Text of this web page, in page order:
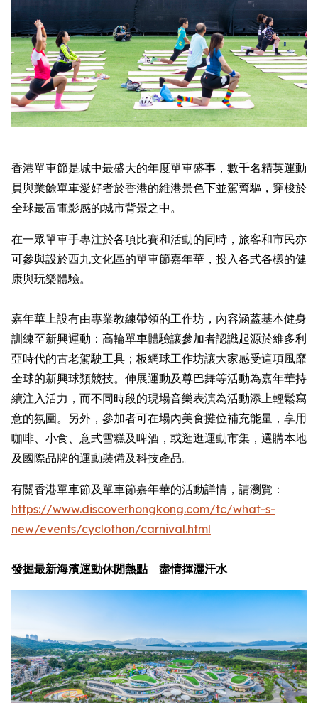
香港單車節是城中最盛大的年度單車盛事，數千名精英運動
員與業餘單車愛好者於香港的維港景色下並駕齊驅，穿梭於
全球最富電影感的城市背景之中。
在一眾單車手專注於各項比賽和活動的同時，旅客和市民亦
可參與設於西九文化區的單車節嘉年華，投入各式各樣的健
康與玩樂體驗。
嘉年華上設有由專業教練帶領的工作坊，內容涵蓋基本健身
訓練至新興運動：高輪單車體驗讓參加者認識起源於維多利
亞時代的古老駕駛工具；板網球工作坊讓大家感受這項風靡
全球的新興球類競技。伸展運動及尊巴舞等活動為嘉年華持
續注入活力，而不同時段的現場音樂表演為活動添上輕鬆寫
意的氛圍。另外，參加者可在場內美食攤位補充能量，享用
咖啡、小食、意式雪糕及啤酒，或逛逛運動市集，選購本地
及國際品牌的運動裝備及科技產品。
有關香港單車節及單車節嘉年華的活動詳情，請瀏覽：
https://www.discoverhongkong.com/tc/what-s-
new/events/cyclothon/carnival.html
發掘最新海濱運動休閒熱點 盡情揮灑汗水